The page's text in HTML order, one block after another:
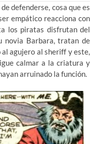
defenderse, cosa que es
empático reacciona con
los piratas disfrutan del
novia Barbara, tratan de
agujero al sheriff y este,
calmar a la criatura y
arruinado la función.